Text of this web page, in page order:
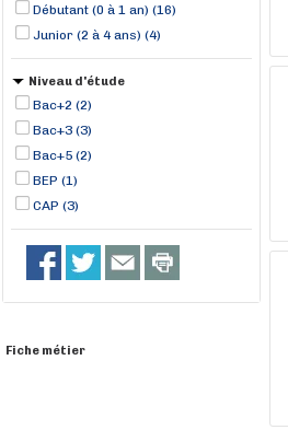
Débutant (0 à 1 an) (16)
Junior (2 à 4 ans) (4)
Niveau d'étude
Bac+2 (2)
Bac+3 (3)
Bac+5 (2)
BEP (1)
CAP (3)
Fiche métier